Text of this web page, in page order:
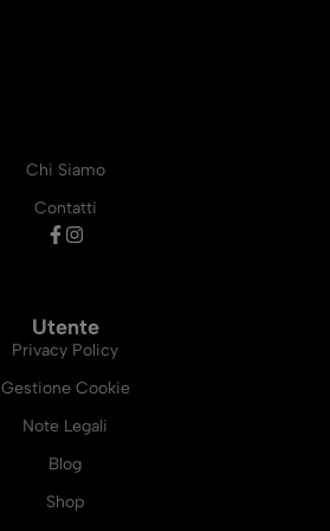
Chi Siamo
Contatti
Utente
Privacy Policy
Gestione Cookie
Note Legali
Blog
Shop